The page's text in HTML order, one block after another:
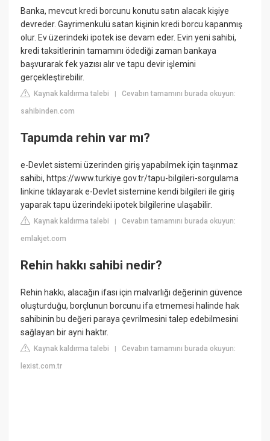
Banka, mevcut kredi borcunu konutu satın alacak kişiye
devreder. Gayrimenkulü satan kişinin kredi borcu kapanmış
olur. Ev üzerindeki ipotek ise devam eder. Evin yeni sahibi,
kredi taksitlerinin tamamını ödediği zaman bankaya
başvurarak fek yazısı alır ve tapu devir işlemini
gerçekleştirebilir.
Kaynak kaldırma talebi |Cevabın tamamını burada okuyun:
sahibinden.com
Tapumda rehin var mı?
e-Devlet sistemi üzerinden giriş yapabilmek için taşınmaz
sahibi, https://www.turkiye.gov.tr/tapu-bilgileri-sorgulama
linkine tıklayarak e-Devlet sistemine kendi bilgileri ile giriş
yaparak tapu üzerindeki ipotek bilgilerine ulaşabilir.
Kaynak kaldırma talebi |Cevabın tamamını burada okuyun:
emlakjet.com
Rehin hakkı sahibi nedir?
Rehin hakkı, alacağın ifası için malvarlığı değerinin güvence
oluşturduğu, borçlunun borcunu ifa etmemesi halinde hak
sahibinin bu değeri paraya çevrilmesini talep edebilmesini
sağlayan bir ayni haktır.
Kaynak kaldırma talebi |Cevabın tamamını burada okuyun:
lexist.com.tr